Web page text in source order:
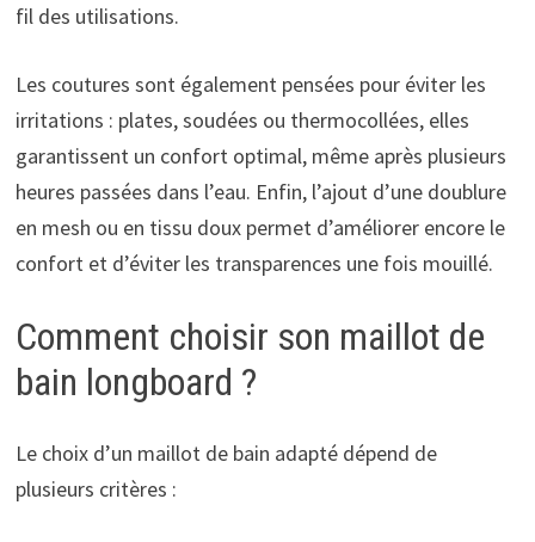
fil des utilisations.
Les coutures sont également pensées pour éviter les
irritations : plates, soudées ou thermocollées, elles
garantissent un confort optimal, même après plusieurs
heures passées dans l’eau. Enfin, l’ajout d’une doublure
en mesh ou en tissu doux permet d’améliorer encore le
confort et d’éviter les transparences une fois mouillé.
Comment choisir son maillot de
bain longboard ?
Le choix d’un maillot de bain adapté dépend de
plusieurs critères :